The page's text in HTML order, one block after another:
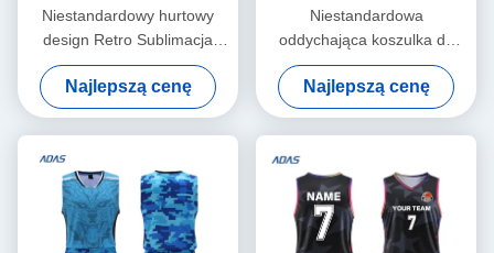
Niestandardowy hurtowy
design Retro Sublimacja
Koszulka do koszykówki
Singlety Kamizelki Zestaw
koszykówki
Najlepszą cenę
Niestandardowa
oddychająca koszulka do
koszykówki unisex w dużych
rozmiarach z krótkim
rękawem i najnowszym
haftowanym wzorem
Najlepszą cenę